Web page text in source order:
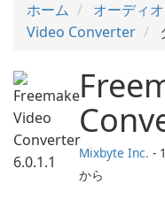
ホーム オーディ
Video Converter
Mixbyte Inc. -
から